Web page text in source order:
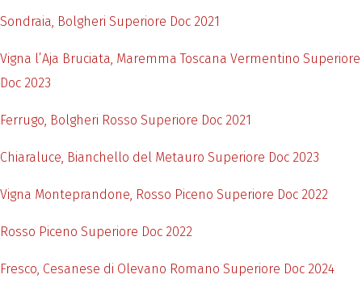
Sondraia, Bolgheri Superiore Doc 2021
Vigna l’Aja Bruciata, Maremma Toscana Vermentino Superiore
Doc 2023
Ferrugo, Bolgheri Rosso Superiore Doc 2021
Chiaraluce, Bianchello del Metauro Superiore Doc 2023
Vigna Monteprandone, Rosso Piceno Superiore Doc 2022
Rosso Piceno Superiore Doc 2022
Fresco, Cesanese di Olevano Romano Superiore Doc 2024